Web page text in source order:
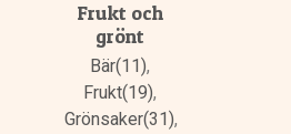
Frukt och
grönt
Bär(11),
Frukt(19),
Grönsaker(31),